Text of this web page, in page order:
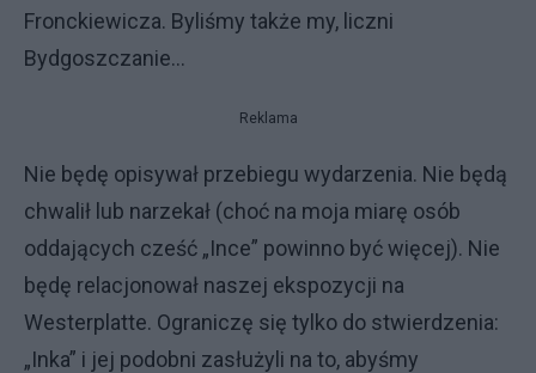
Fronckiewicza. Byliśmy także my, liczni
Bydgoszczanie…
Reklama
Nie będę opisywał przebiegu wydarzenia. Nie będą
chwalił lub narzekał (choć na moja miarę osób
oddających cześć „Ince” powinno być więcej). Nie
będę relacjonował naszej ekspozycji na
Westerplatte. Ograniczę się tylko do stwierdzenia:
„Inka” i jej podobni zasłużyli na to, abyśmy